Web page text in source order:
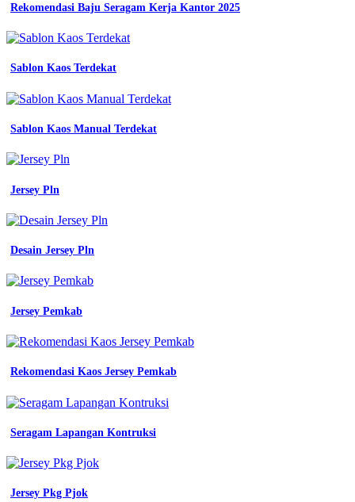
Rekomendasi Baju Seragam Kerja Kantor 2025
Sablon Kaos Terdekat
Sablon Kaos Manual Terdekat
Jersey Pln
Desain Jersey Pln
Jersey Pemkab
Rekomendasi Kaos Jersey Pemkab
Seragam Lapangan Kontruksi
Jersey Pkg Pjok